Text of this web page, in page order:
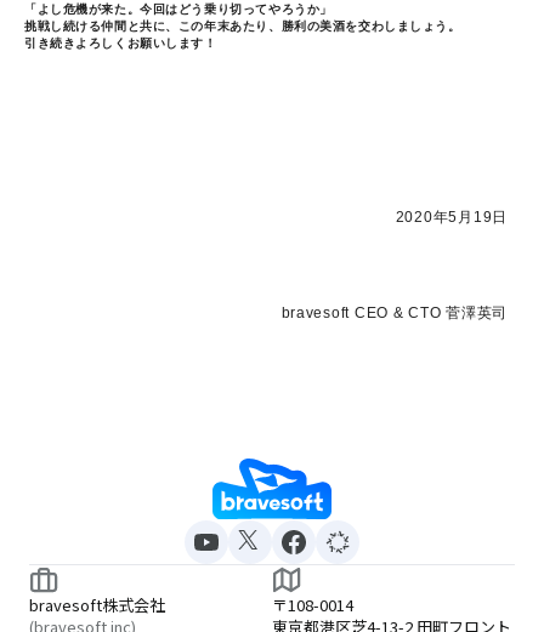
「よし危機が来た。今回はどう乗り切ってやろうか」
挑戦し続ける仲間と共に、この年末あたり、勝利の美酒を交わしましょう。
引き続きよろしくお願いします！
2020年5月19日
bravesoft CEO & CTO 菅澤英司
bravesoft株式会社
(bravesoft inc)
〒108-0014
東京都港区芝4-13-2 田町フロント